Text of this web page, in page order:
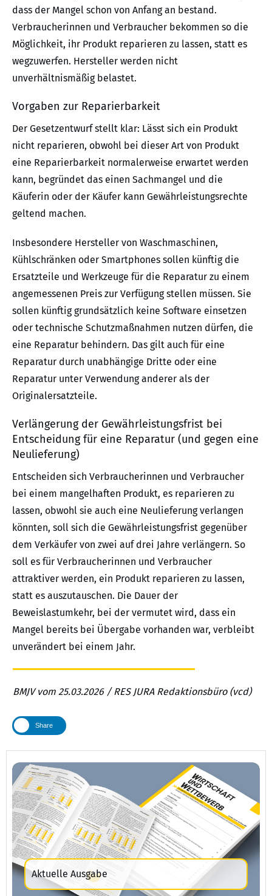
dass der Mangel schon von Anfang an bestand.
Verbraucherinnen und Verbraucher bekommen so die
Möglichkeit, ihr Produkt reparieren zu lassen, statt es
wegzuwerfen. Hersteller werden nicht
unverhältnismäßig belastet.
Vorgaben zur Reparierbarkeit
Der Gesetzentwurf stellt klar: Lässt sich ein Produkt
nicht reparieren, obwohl bei dieser Art von Produkt
eine Reparierbarkeit normalerweise erwartet werden
kann, begründet das einen Sachmangel und die
Käuferin oder der Käufer kann Gewährleistungsrechte
geltend machen.
Insbesondere Hersteller von Waschmaschinen,
Kühlschränken oder Smartphones sollen künftig die
Ersatzteile und Werkzeuge für die Reparatur zu einem
angemessenen Preis zur Verfügung stellen müssen. Sie
sollen künftig grundsätzlich keine Software einsetzen
oder technische Schutzmaßnahmen nutzen dürfen, die
eine Reparatur behindern. Das gilt auch für eine
Reparatur durch unabhängige Dritte oder eine
Reparatur unter Verwendung anderer als der
Originalersatzteile.
Verlängerung der Gewährleistungsfrist bei
Entscheidung für eine Reparatur (und gegen eine
Neulieferung)
Entscheiden sich Verbraucherinnen und Verbraucher
bei einem mangelhaften Produkt, es reparieren zu
lassen, obwohl sie auch eine Neulieferung verlangen
könnten, soll sich die Gewährleistungsfrist gegenüber
dem Verkäufer von zwei auf drei Jahre verlängern. So
soll es für Verbraucherinnen und Verbraucher
attraktiver werden, ein Produkt reparieren zu lassen,
statt es auszutauschen. Die Dauer der
Beweislastumkehr, bei der vermutet wird, dass ein
Mangel bereits bei Übergabe vorhanden war, verbleibt
unverändert bei einem Jahr.
BMJV vom 25.03.2026 / RES JURA Redaktionsbüro (vcd)
Share
Aktuelle Ausgabe